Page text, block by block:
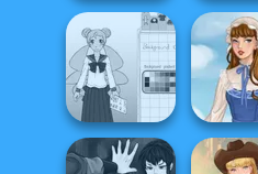
Steampunk
Wedding
Spot